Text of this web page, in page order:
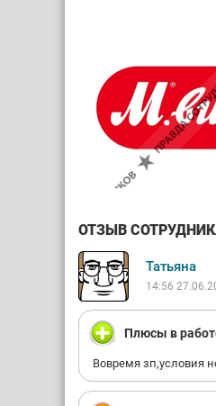
ОТЗЫВ
Татьяна
14:56
Плюсы в
Вовремя зп,условия